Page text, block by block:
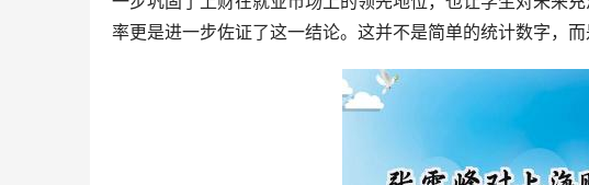
率更是进一步佐证了这一结论。这并不是简单的统计数字，